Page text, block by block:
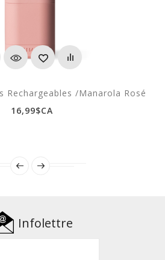
Rechargeables /Manarola Rosé
16,99$CA
Infolettre